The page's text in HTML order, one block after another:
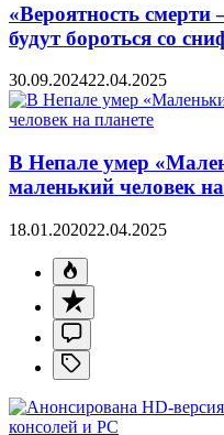
«Вероятность смерти
будут бороться со
30.09.202422.04.2025
В Непале умер
маленький человек
18.01.202022.04.2025